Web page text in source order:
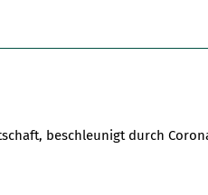
beschleunigt durch